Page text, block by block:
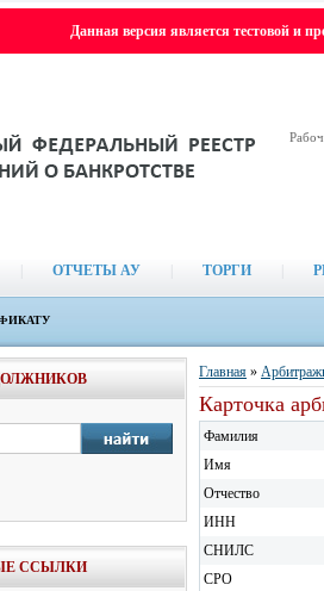
Данная версия является тестовой и
ОТЧЕТЫ АУ ТОРГИ
ССЫЛКИ
Главная »
Карточка
Фамилия
Имя
Отчество
ИНН
СНИЛС
СРО